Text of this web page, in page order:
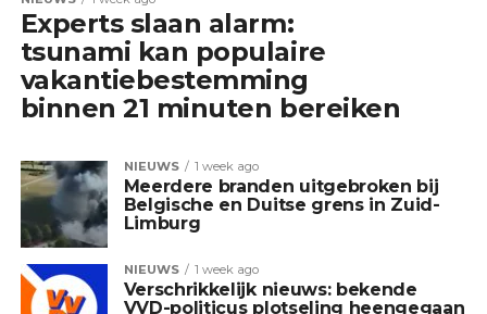
Experts slaan alarm:
tsunami kan populaire
vakantiebestemming
binnen 21 minuten bereiken
NIEUWS 1 week ago
Meerdere branden uitgebroken bij
Belgische en Duitse grens in Zuid-
Limburg
NIEUWS 1 week ago
Verschrikkelijk nieuws: bekende
VVD-politicus plotseling heengegaan